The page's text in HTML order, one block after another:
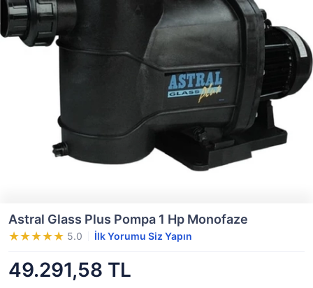
Astral Glass Plus Pompa 1 Hp Monofaze
5.0 İlk Yorumu Siz Yapın
49.291,58 TL